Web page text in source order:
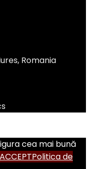
Romania
cea mai bună
ACCEPTPolitica de